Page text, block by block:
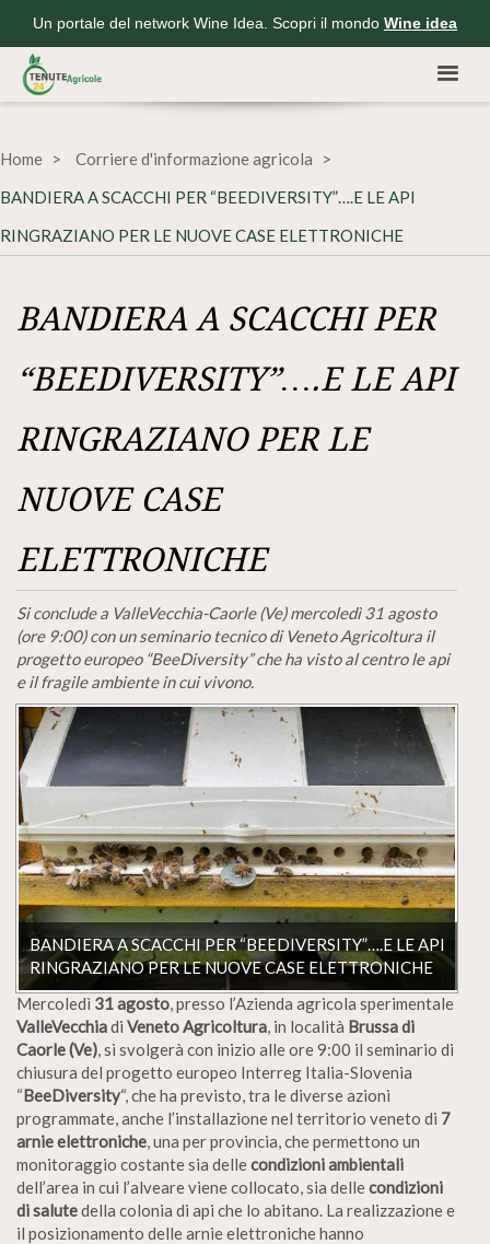
Un portale del network Wine Idea. Scopri il mondo Wine idea
Home
Corriere d'informazione agricola
BANDIERA A SCACCHI PER “BEEDIVERSITY”….E LE API
RINGRAZIANO PER LE NUOVE CASE ELETTRONICHE
BANDIERA A SCACCHI PER
“BEEDIVERSITY”….E LE API
RINGRAZIANO PER LE
NUOVE CASE
ELETTRONICHE
Si conclude a ValleVecchia-Caorle (Ve) mercoledì 31 agosto
(ore 9:00) con un seminario tecnico di Veneto Agricoltura il
progetto europeo “BeeDiversity”che ha visto al centro le api
e il fragile ambiente in cui vivono.
BANDIERA A SCACCHI PER “BEEDIVERSITY”….E LE API
RINGRAZIANO PER LE NUOVE CASE ELETTRONICHE
Mercoledì 31 agosto, presso l’Azienda agricola sperimentale
ValleVecchiadi Veneto Agricoltura, in località Brussa di
Caorle (Ve), si svolgerà con inizio alle ore 9:00 il seminario di
chiusura del progetto europeo Interreg Italia-Slovenia
“BeeDiversity“, che ha previsto, tra le diverse azioni
programmate, anche l’installazione nel territorio veneto di 7
arnie elettroniche, una per provincia, che permettono un
monitoraggio costante sia dellecondizioni ambientali
dell’area in cui l’alveare viene collocato, sia dellecondizioni
di salutedella colonia di api che lo abitano. La realizzazione e
il posizionamento delle arnie elettroniche hanno